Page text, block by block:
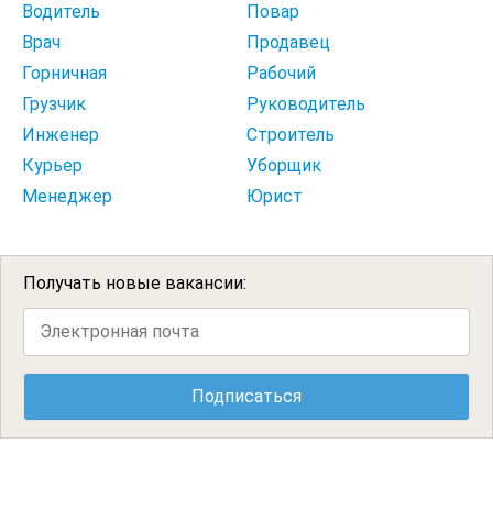
Водитель
Повар
Врач
Продавец
Горничная
Рабочий
Грузчик
Руководитель
Инженер
Строитель
Курьер
Уборщик
Менеджер
Юрист
Получать новые вакансии: